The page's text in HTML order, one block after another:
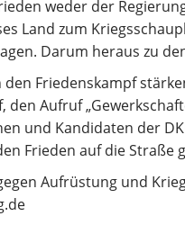
weder der
Land zum
Darum heraus zu
den Friedenskampf
den Aufruf
und Kandidaten der
Frieden auf die Straße
Aufrüstung und